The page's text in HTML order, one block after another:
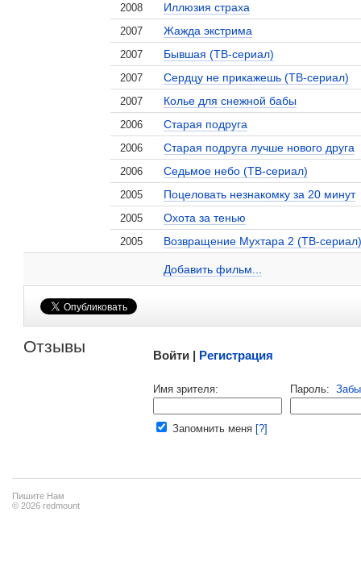
2008 Иллюзия страха
2007 Жажда экстрима
2007 Бывшая (ТВ-сериал)
2007 Сердцу не прикажешь (ТВ-сериал)
2007 Колье для снежной бабы
2006 Старая подруга
2006 Старая подруга лучше нового друга
2006 Седьмое небо (ТВ-сериал)
2005 Поцеловать незнакомку за 20 минут
2005 Охота за тенью
2005 Возвращение Мухтара 2 (ТВ-
Добавить фильм...
Людмила Загорская на сайте Кино-Театр.ru
Отзывы
, поделитесь своим мнением
Войти | Регистрация
Имя зрителя: Пароль:
Запомнить меня [?]
Пишите Нам
© 2026 redmount